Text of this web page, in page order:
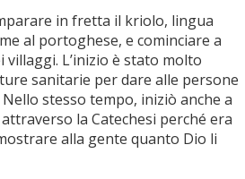
in fretta il kriolo, lingua
al portoghese, e cominciare a
L’inizio è stato molto
sanitarie per dare alle persone
stesso tempo, iniziò anche a
la Catechesi perché era
alla gente quanto Dio li